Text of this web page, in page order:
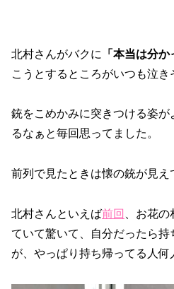
北村さんがバクに 「本当は分
こうとするところがいつも泣き
銃をこめかみに突きつける姿
るなぁと毎回思ってました。
前列で見たときは懐の銃が見え
北村さんといえば前回
、お花
ていて驚いて、自分だったら持
が、やっぱり持ち帰ってる人何